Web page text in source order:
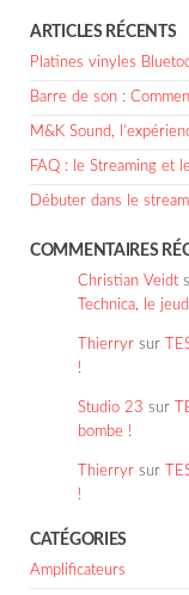
ARTICLES RÉCENTS
Platines vinyles
Barre de son :
M&K Sound,
FAQ : le Streaming et
Débuter dans le
COMMENTAIRES
Christian Veidt
Technica, le
Thierryr sur
!
Studio 23 sur
bombe !
Thierryr sur
!
CATÉGORIES
Amplificateurs